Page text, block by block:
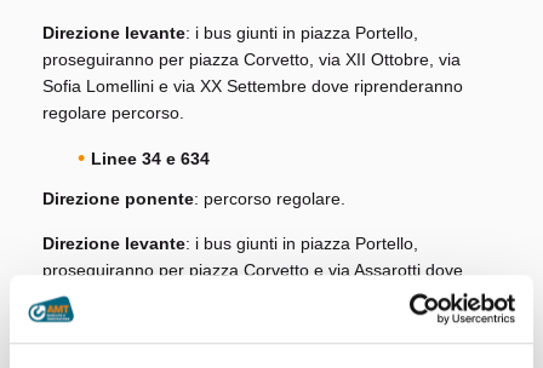
Direzione levante: i bus giunti in piazza Portello,
proseguiranno per piazza Corvetto, via XII Ottobre, via
Sofia Lomellini e via XX Settembre dove riprenderanno
regolare percorso.
Linee 34 e 634
Direzione ponente: percorso regolare.
Direzione levante: i bus giunti in piazza Portello,
proseguiranno per piazza Corvetto e via Assarotti dove
riprenderanno regolare percorso.
Linee 35, 35/, 635 e 641